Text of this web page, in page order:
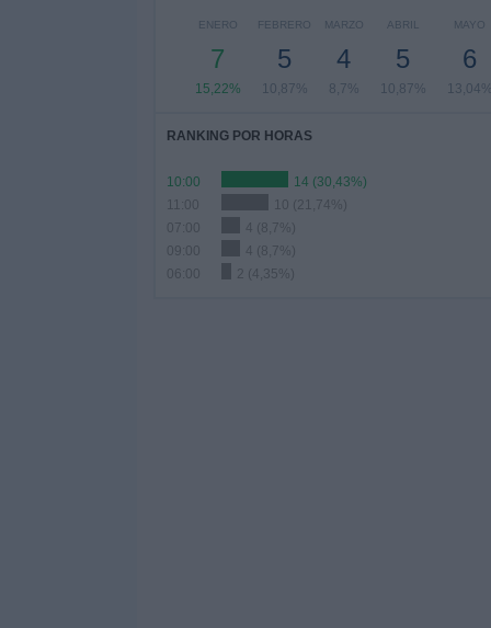
ENERO
7
15,22%
FEBRERO
5
10,87%
MARZO
4
8,7%
ABRIL
5
10,87%
MAYO
6
13,04%
RANKING POR HORAS
10:00
14 (30,43%)
10 (21,74%)
07:00
4 (8,7%)
09:00
4 (8,7%)
06:00
2 (4,35%)